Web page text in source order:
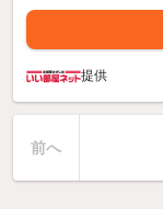
提供
前へ